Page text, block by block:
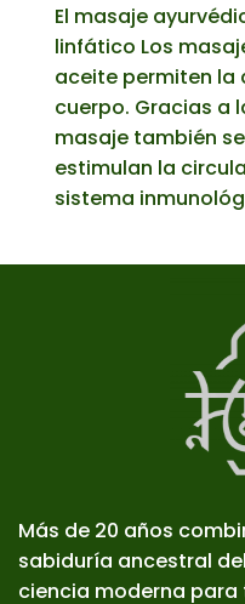
El masaje
linfático Los
aceite permiten la
cuerpo. Gracias a
masaje también
estimulan la
sistema
Más de 20 años
sabiduría ancestral
ciencia moderna